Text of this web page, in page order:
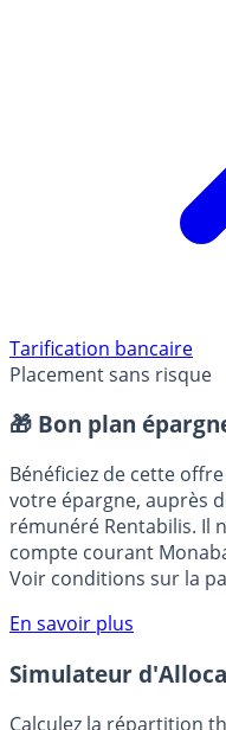
Tarification bancaire
Placement sans risque
🎁 Bon plan
Bénéficiez de cette
votre épargne, auprès
rémunéré Rentabilis. Il
compte courant
Voir conditions sur la
En savoir plus
Simulateur